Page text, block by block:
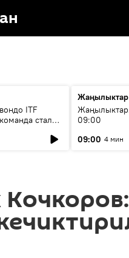
ITF
стала
Жаңылыктар
09:00
09:00 4 мин